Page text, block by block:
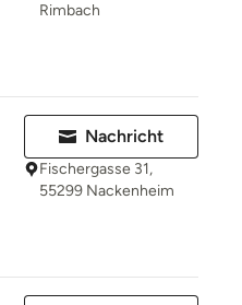
Rimbach
Nachricht
Fischergasse 31,
55299 Nackenheim